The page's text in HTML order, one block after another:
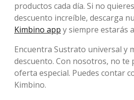
productos cada día. Si no
descuento increíble, descarga
Kimbino app y siempre estarás
Encuentra Sustrato universal y
descuento. Con nosotros, no te
oferta especial. Puedes contar
Kimbino.